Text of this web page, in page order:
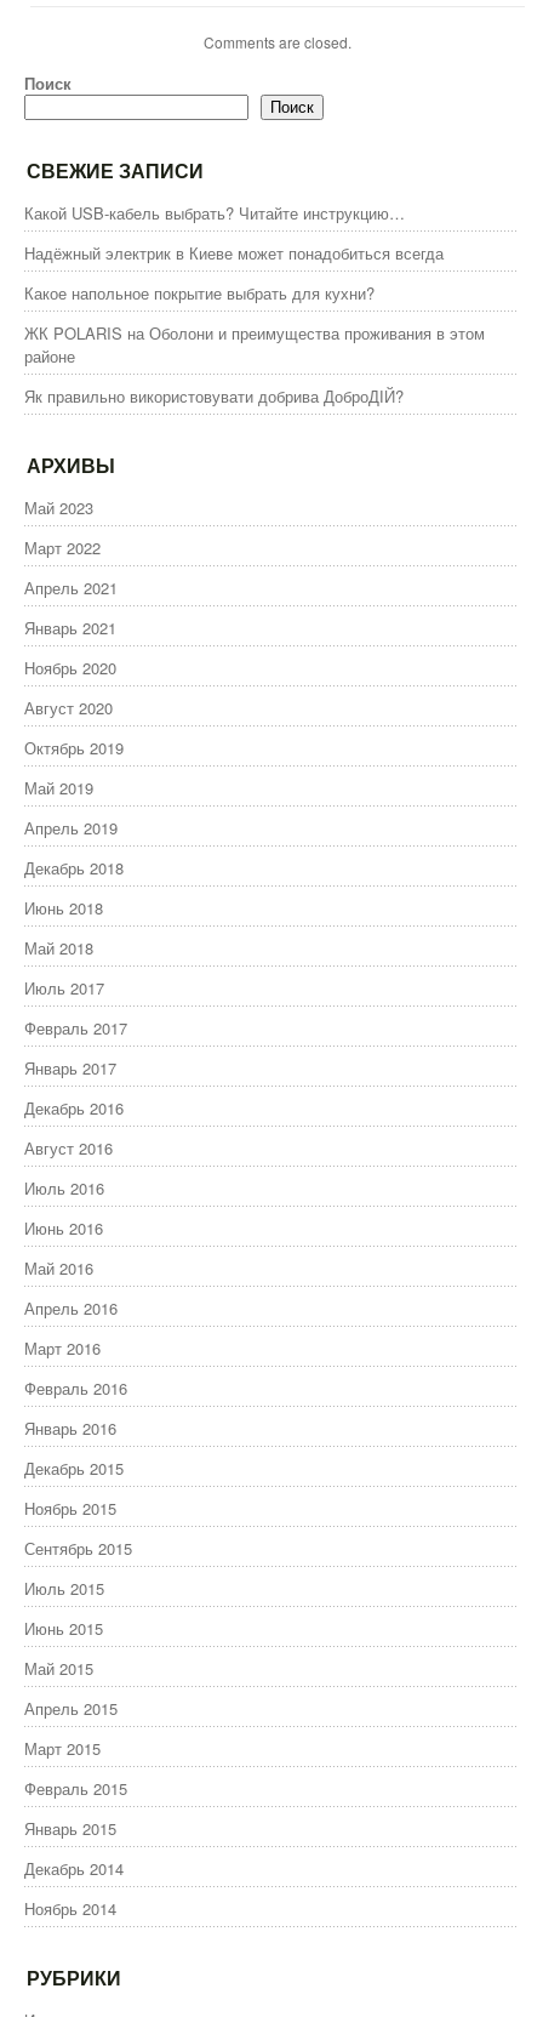
Comments are closed.
Поиск
Поиск
СВЕЖИЕ ЗАПИСИ
Какой USB-кабель выбрать? Читайте инструкцию…
Надёжный электрик в Киеве может понадобиться всегда
Какое напольное покрытие выбрать для кухни?
ЖК POLARIS на Оболони и преимущества проживания в этом
районе
Як правильно використовувати добрива ДоброДІЙ?
АРХИВЫ
Май 2023
Март 2022
Апрель 2021
Январь 2021
Ноябрь 2020
Август 2020
Октябрь 2019
Май 2019
Апрель 2019
Декабрь 2018
Июнь 2018
Май 2018
Июль 2017
Февраль 2017
Январь 2017
Декабрь 2016
Август 2016
Июль 2016
Июнь 2016
Май 2016
Апрель 2016
Март 2016
Февраль 2016
Январь 2016
Декабрь 2015
Ноябрь 2015
Сентябрь 2015
Июль 2015
Июнь 2015
Май 2015
Апрель 2015
Март 2015
Февраль 2015
Январь 2015
Декабрь 2014
Ноябрь 2014
РУБРИКИ